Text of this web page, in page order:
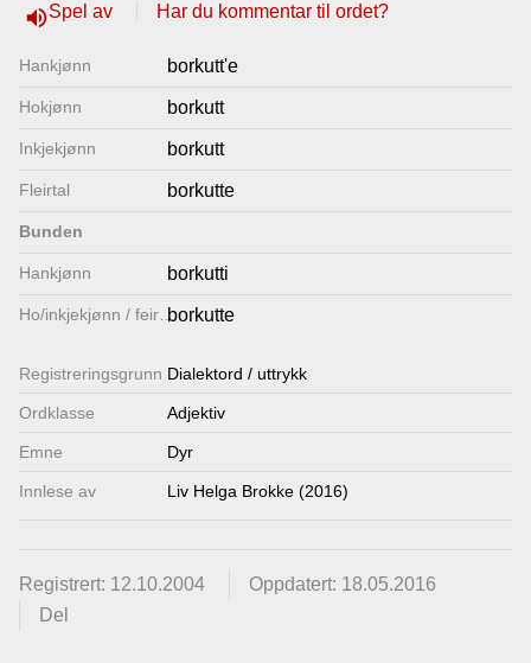
volume_upSpel av Har du kommentar til ordet?
Hankjønn borkutt'e
Hokjønn borkutt
Inkjekjønn borkutt
Fleirtal borkutte
Bunden
Hankjønn borkutti
Ho/inkjekjønn / feirtal
borkutte
Registrerings­grunn Dialektord / uttrykk
Ordklasse Adjektiv
Emne Dyr
Innlese av Liv Helga Brokke (2016)
Registrert: 12.10.2004
Oppdatert: 18.05.2016
Del
Lenkjer
Kontakt
oss